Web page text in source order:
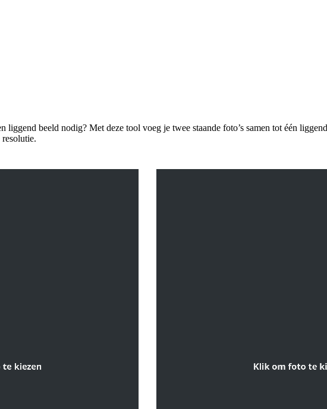
liggend beeld nodig? Met deze tool voeg je twee staande foto’s samen tot één